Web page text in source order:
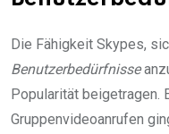
Die Fähigkeit Skypes,
Benutzerbedürfnisse
Popularität beigetragen.
Gruppenvideoanrufen